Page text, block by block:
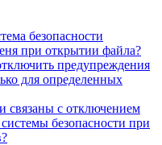
безопасности
при открытии файла?
предупреждения
для определенных
связаны с отключением
безопасности при